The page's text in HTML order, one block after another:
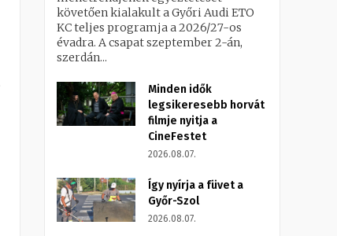
követően kialakult a Győri Audi ETO
KC teljes programja a 2026/27-os
évadra. A csapat szeptember 2-án,
szerdán...
Minden idők
legsikeresebb horvát
filmje nyitja a
CineFestet
2026.08.07.
Így nyírja a füvet a
Győr-Szol
2026.08.07.